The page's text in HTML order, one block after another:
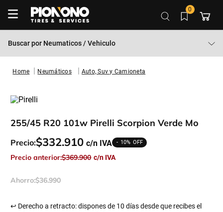
0
Buscar por Neumaticos / Vehiculo
Neumáticos Auto, Suv y Camioneta
255/45 R20 101w Pirelli Scorpion Verde Mo
Precio:$332.910 10%
Precio anterior:$369.900
Ahorro:$36.990
↩ Derecho a retracto: dispones de 10 días desde que recibes el